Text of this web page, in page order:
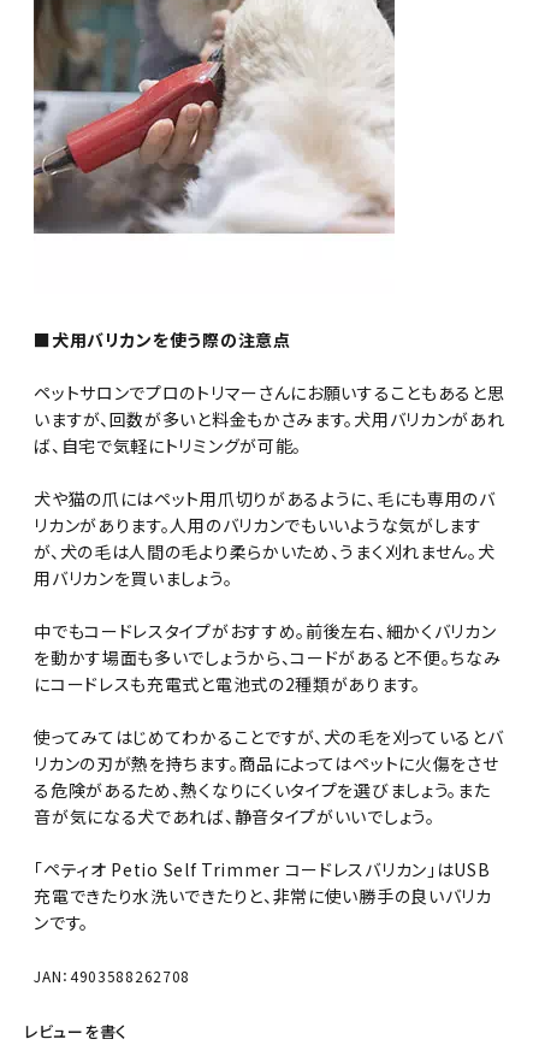
■犬用バリカンを使う際の注意点
ペットサロンでプロのトリマーさんにお願いすることもあると思
いますが、回数が多いと料金もかさみます。犬用バリカンがあれ
ば、自宅で気軽にトリミングが可能。
犬や猫の爪にはペット用爪切りがあるように、毛にも専用のバ
リカンがあります。人用のバリカンでもいいような気がします
が、犬の毛は人間の毛より柔らかいため、うまく刈れません。犬
用バリカンを買いましょう。
中でもコードレスタイプがおすすめ。前後左右、細かくバリカン
を動かす場面も多いでしょうから、コードがあると不便。ちなみ
にコードレスも充電式と電池式の2種類があります。
使ってみてはじめてわかることですが、犬の毛を刈っているとバ
リカンの刃が熱を持ちます。商品によってはペットに火傷をさせ
る危険があるため、熱くなりにくいタイプを選びましょう。また
音が気になる犬であれば、静音タイプがいいでしょう。
「ペティオ Petio Self Trimmer コードレスバリカン」はUSB
充電できたり水洗いできたりと、非常に使い勝手の良いバリカ
ンです。
JAN：4903588262708
レビューを書く